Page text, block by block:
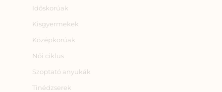
Időskorúak
Kisgyermekek
Középkorúak
Női ciklus
Szoptató anyukák
Tinédzserek